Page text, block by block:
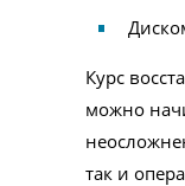
Курс
можно
так и